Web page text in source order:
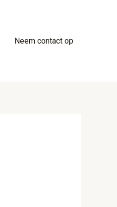
Neem contact op